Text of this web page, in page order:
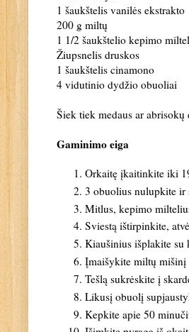
1 šaukštelis vanilės ekstrakto
200 g miltų
1 1/2 šaukštelio kepimo
Žiupsnelis druskos
1 šaukštelis cinamono
4 vidutinio dydžio obuoliai
Šiek tiek medaus ar abrisokų
Gaminimo eiga
Orkaitę įkaitinkite iki
3 obuolius nulupkite ir
Mitlus, kepimo
Sviestą ištirpinkite,
Kiaušinius išplakite
Įmaišykite miltų mišinį
Tešlą sukrėskite į
Likusį obuolį
Kepkite apie 50